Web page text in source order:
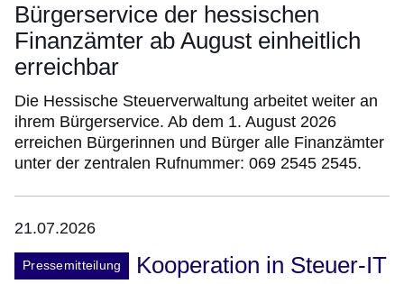
Bürgerservice der hessischen
Finanzämter ab August einheitlich
erreichbar
Die Hessische Steuerverwaltung arbeitet weiter an
ihrem Bürgerservice. Ab dem 1. August 2026
erreichen Bürgerinnen und Bürger alle Finanzämter
unter der zentralen Rufnummer: 069 2545 2545.
21.07.2026
Pressemitteilung
Kooperation in Steuer-IT